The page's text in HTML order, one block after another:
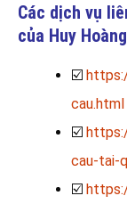
Các dịch vụ
của Huy Hoàng
☑️
cau.html
☑️
cau-tai-
☑️